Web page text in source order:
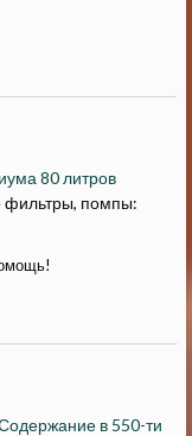
80 литров
фильтры, помпы:
в 550-ти